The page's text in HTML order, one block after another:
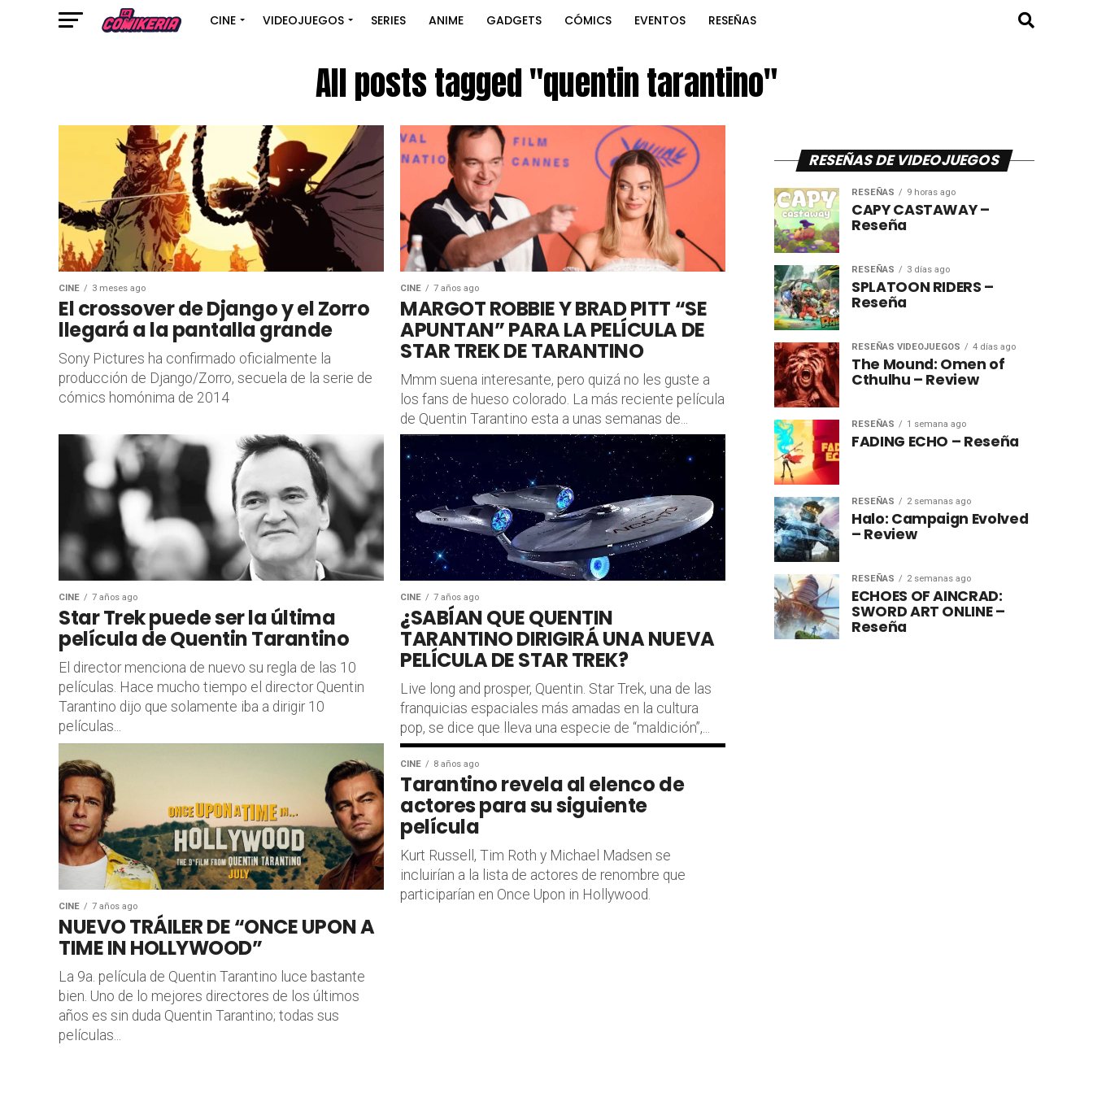
CINE VIDEOJUEGOS SERIES ANIME GADGETS CÓMICS EVENTOS RESEÑAS
All posts tagged "quentin tarantino"
CINE 3 meses ago
El crossover de Django y el Zorro
llegará a la pantalla grande
Sony Pictures ha confirmado oficialmente la
producción de Django/Zorro, secuela de la serie de
cómics homónima de 2014
CINE 7 años ago
MARGOT ROBBIE Y BRAD PITT “SE
APUNTAN” PARA LA PELÍCULA DE
STAR TREK DE TARANTINO
Mmm suena interesante, pero quizá no les guste a
los fans de hueso colorado. La más reciente película
de Quentin Tarantino esta a unas semanas de...
CINE 7 años ago
Star Trek puede ser la última
película de Quentin Tarantino
El director menciona de nuevo su regla de las 10
películas. Hace mucho tiempo el director Quentin
Tarantino dijo que solamente iba a dirigir 10
películas...
CINE 7 años ago
¿SABÍAN QUE QUENTIN
TARANTINO DIRIGIRÁ UNA NUEVA
PELÍCULA DE STAR TREK?
Live long and prosper, Quentin. Star Trek, una de las
franquicias espaciales más amadas en la cultura
pop, se dice que lleva una especie de “maldición”,...
CINE 7 años ago
NUEVO TRÁILER DE “ONCE UPON A
TIME IN HOLLYWOOD”
La 9a. película de Quentin Tarantino luce bastante
bien. Uno de lo mejores directores de los últimos
años es sin duda Quentin Tarantino; todas sus
películas...
CINE 8 años ago
Tarantino revela al elenco de
actores para su siguiente
película
Kurt Russell, Tim Roth y Michael Madsen se
incluirían a la lista de actores de renombre que
participarían en Once Upon in Hollywood.
RESEÑAS DE VIDEOJUEGOS
RESEÑAS 9 horas ago
CAPY CASTAWAY –
Reseña
RESEÑAS 3 días ago
SPLATOON RIDERS –
Reseña
RESEÑAS VIDEOJUEGOS 4 días ago
The Mound: Omen of
Cthulhu – Review
RESEÑAS 1 semana ago
FADING ECHO – Reseña
RESEÑAS 2 semanas ago
Halo: Campaign Evolved
– Review
RESEÑAS 2 semanas ago
ECHOES OF AINCRAD:
SWORD ART ONLINE –
Reseña